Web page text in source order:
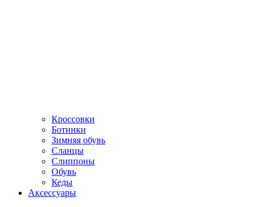
Кроссовки
Ботинки
Зимняя обувь
Сланцы
Слиппоны
Обувь
Кеды
Аксессуары